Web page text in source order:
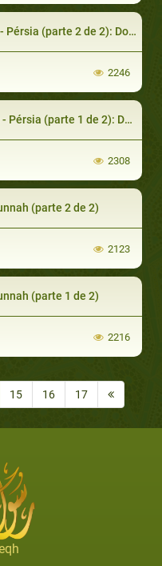
2 de 2): Do Cristianismo ao Islã
2246
2): Do Zoroastrismo ao Cristianismo
2308
(parte 2 de 2)
2123
(parte 1 de 2)
2216
15 16 17